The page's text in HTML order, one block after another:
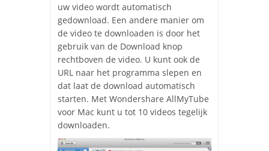
uw video wordt automatisch
gedownload. Een andere manier om
de video te downloaden is door het
gebruik van de Download knop
rechtboven de video. U kunt ook de
URL naar het programma slepen en
dat laat de download automatisch
starten. Met Wondershare AllMyTube
voor Mac kunt u tot 10 videos tegelijk
downloaden.